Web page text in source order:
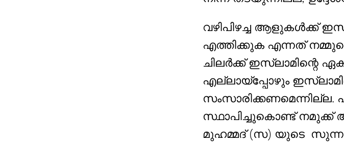
വഴിപിഴച്ച ആളുകൾക്ക്
എത്തിക്കുക എന്നത്
ചിലർക്ക് ഇസ്‌ലാമിന്റെ
എല്ലായ്‌പ്പോഴും
സ്ഥാപിച്ചുകൊണ്ട് നമുക്ക്
മുഹമ്മദ് (സ) യുടെ